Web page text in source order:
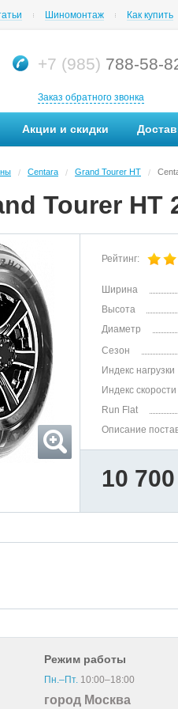
Шиномонтаж Как купить
+7 (985) 788-58-
Заказ обратного звонка
Акции и скидки
/ Centara / Grand Tourer HT /
Tourer HT
Рейтинг:
Ширина
Высота
Диаметр
Сезон
Индекс нагрузки
Индекс скорости
Run Flat
Описание
10
Режим работы
Пн.–Пт.10:00–18:00
город Москва